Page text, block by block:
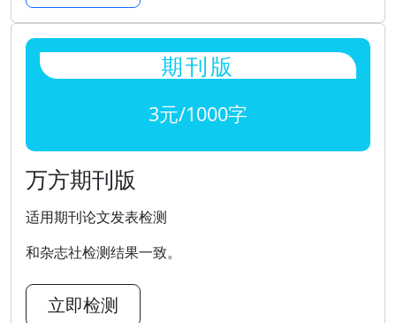
期刊版
3元/1000字
万方期刊版
适用期刊论文发表检测
和杂志社检测结果一致。
立即检测